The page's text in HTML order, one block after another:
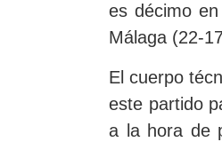
es décimo
Málaga (22-
El cuerpo
este partido
a la hora de